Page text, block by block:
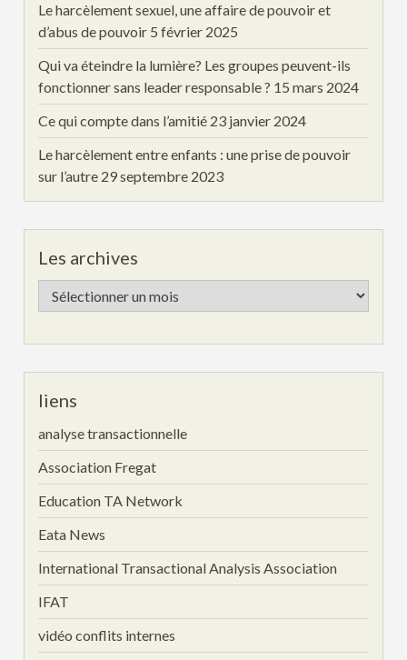
Le harcèlement sexuel, une affaire de pouvoir et
d’abus de pouvoir 5 février 2025
Qui va éteindre la lumière? Les groupes peuvent-ils
fonctionner sans leader responsable ? 15 mars 2024
Ce qui compte dans l’amitié 23 janvier 2024
Le harcèlement entre enfants : une prise de pouvoir
sur l’autre 29 septembre 2023
Les archives
Les
archives
liens
analyse transactionnelle
Association Fregat
Education TA Network
Eata News
International Transactional Analysis Association
IFAT
vidéo conflits internes